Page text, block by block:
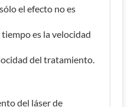
el efecto no es
es la velocidad
del tratamiento.
del láser de